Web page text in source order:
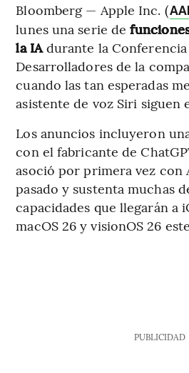
Bloomberg — Apple Inc. (
lunes una serie de
la IAdurante la
Desarrolladores de la
cuando las tan esperadas
asistente de voz Siri siguen
Los anuncios incluyeron
con el fabricante de
asoció por primera vez con
pasado y sustenta muchas
capacidades que llegarán a
macOS 26 y visionOS 26
PUBLICIDAD